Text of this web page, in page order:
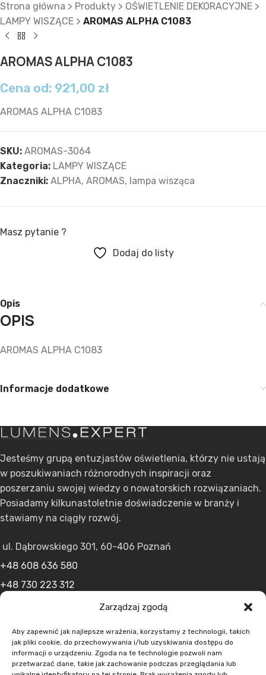
Zarządzaj zgodą
Aby zapewnić jak najlepsze wrażenia, korzystamy z technologii, takich
jak pliki cookie, do przechowywania i/lub uzyskiwania dostępu do
informacji o urządzeniu. Zgoda na te technologie pozwoli nam
przetwarzać dane, takie jak zachowanie podczas przeglądania lub
Strona główna > Produkty > OŚWIETLENIE DEKORACYJNE >
LAMPY WISZĄCE > AROMAS ALPHA C1083
AROMAS ALPHA C1083
Cena od: 921,00 zł
AROMAS ALPHA C1083
SKU: AROMAS-3064
Kategoria: LAMPY WISZĄCE
Znaczniki: ALPHA, AROMAS, lampa wisząca
Masz pytanie ?
Dodaj do listy
Opis
OPIS
AROMAS ALPHA C1083
Informacje dodatkowe
Jesteśmy grupą entuzjastów oświetlenia, którzy nie ustają
w poszukiwaniach różnorodnych inspiracji oraz
poszerzaniu swojej wiedzy o nowatorskich rozwiązaniach.
Posiadamy kilkunastoletnie doświadczenie w branży i
stawiamy na ciągły rozwój.
ul. Dąbrowskiego 301, 60-406 Poznań
+48 608 636 580
+48 730 223 312